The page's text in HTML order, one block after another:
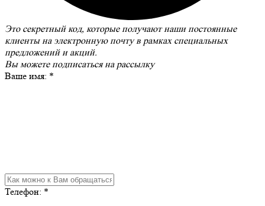
Это секретный код, которые получают наши постоянные
клиенты на электронную почту в рамках специальных
предложений и акций.
Вы можете подписаться на рассылку
Ваше имя: *
Телефон: *